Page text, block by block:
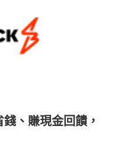
、賺現金回饋，